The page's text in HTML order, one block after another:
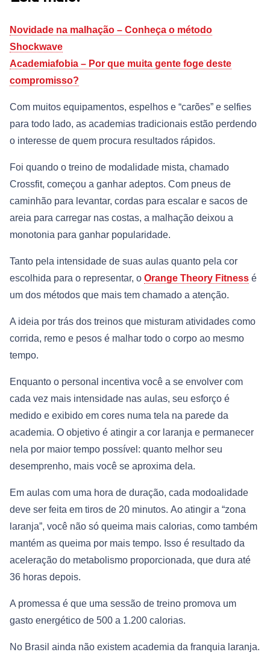
Novidade na malhação – Conheça o método
Shockwave
Academiafobia – Por que muita gente foge deste
compromisso?
Com muitos equipamentos, espelhos e “carões” e selfies
para todo lado, as academias tradicionais estão perdendo
o interesse de quem procura resultados rápidos.
Foi quando o treino de modalidade mista, chamado
Crossfit, começou a ganhar adeptos. Com pneus de
caminhão para levantar, cordas para escalar e sacos de
areia para carregar nas costas, a malhação deixou a
monotonia para ganhar popularidade.
Tanto pela intensidade de suas aulas quanto pela cor
escolhida para o representar, o Orange Theory Fitness é
um dos métodos que mais tem chamado a atenção.
A ideia por trás dos treinos que misturam atividades como
corrida, remo e pesos é malhar todo o corpo ao mesmo
tempo.
Enquanto o personal incentiva você a se envolver com
cada vez mais intensidade nas aulas, seu esforço é
medido e exibido em cores numa tela na parede da
academia. O objetivo é atingir a cor laranja e permanecer
nela por maior tempo possível: quanto melhor seu
desemprenho, mais você se aproxima dela.
Em aulas com uma hora de duração, cada modoalidade
deve ser feita em tiros de 20 minutos. Ao atingir a “zona
laranja”, você não só queima mais calorias, como também
mantém as queima por mais tempo. Isso é resultado da
aceleração do metabolismo proporcionada, que dura até
36 horas depois.
A promessa é que uma sessão de treino promova um
gasto energético de 500 a 1.200 calorias.
No Brasil ainda não existem academia da franquia laranja.